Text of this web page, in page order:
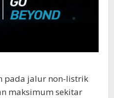
pada jalur non-listrik
maksimum sekitar